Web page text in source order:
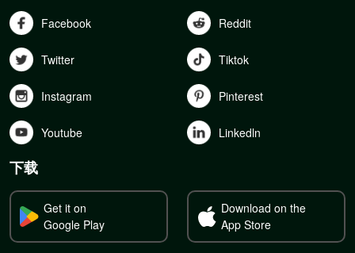
Facebook Reddit
Twitter Tiktok
Instagram Pinterest
Youtube Linkedln
下载
Get it on
Google Play
Download on the
App Store